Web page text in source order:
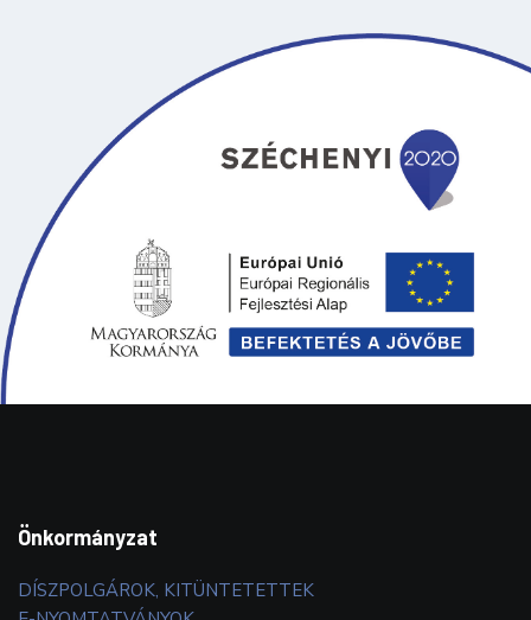
Önkormányzat
DÍSZPOLGÁROK, KITÜNTETETTEK